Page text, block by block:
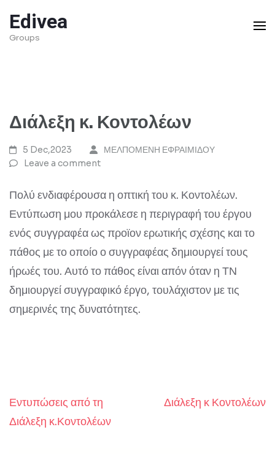
to
content
Edivea
Groups
Διάλεξη κ. Κοντολέων
5 Dec,2023
ΜΕΛΠΟΜΕΝΗ ΕΦΡΑΙΜΙΔΟΥ
Leave a comment
Πολύ ενδιαφέρουσα η οπτική του κ. Κοντολέων.
Εντύπωση μου προκάλεσε η περιγραφή του έργου
ενός συγγραφέα ως προϊον ερωτικής σχέσης και το
πάθος με το οποίο ο συγγραφέας δημιουργεί τους
ήρωές του. Αυτό το πάθος είναι απόν όταν η ΤΝ
δημιουργεί συγγραφικό έργο, τουλάχιστον με τις
σημερινές της δυνατότητες.
Post
Εντυπώσεις από τη
Διάλεξη κ.Κοντολέων
Διάλεξη κ Κοντολέων